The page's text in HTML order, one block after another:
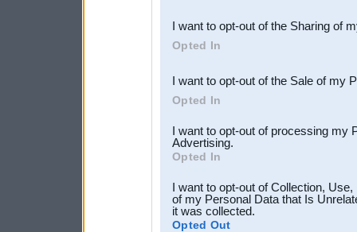
Downstream Participants
third parties.
I want to opt-out of the Sharing of
Opted In
I want to opt-out of the Sale of my
Opted In
I want to opt-out of processing my
Advertising.
Opted In
I want to opt-out of Collection,
of my Personal Data that Is
it was collected.
Opted Out